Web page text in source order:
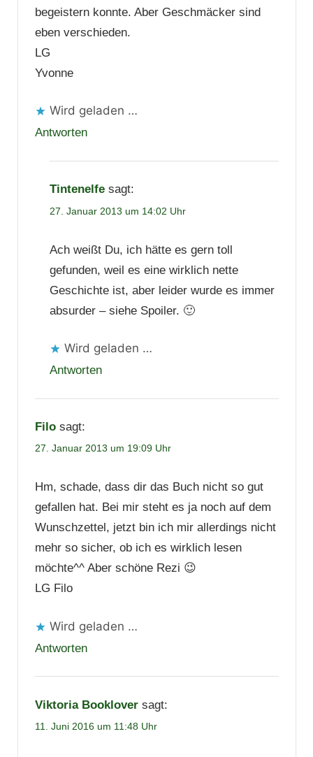
begeistern konnte. Aber Geschmäcker sind
eben verschieden.
LG
Yvonne
Wird geladen …
Antworten
Tintenelfe sagt:
27. Januar 2013 um 14:02 Uhr
Ach weißt Du, ich hätte es gern toll
gefunden, weil es eine wirklich nette
Geschichte ist, aber leider wurde es immer
absurder – siehe Spoiler. 🙂
Wird geladen …
Antworten
Filo sagt:
27. Januar 2013 um 19:09 Uhr
Hm, schade, dass dir das Buch nicht so gut
gefallen hat. Bei mir steht es ja noch auf dem
Wunschzettel, jetzt bin ich mir allerdings nicht
mehr so sicher, ob ich es wirklich lesen
möchte^^ Aber schöne Rezi 😉
LG Filo
Wird geladen …
Antworten
Viktoria Booklover sagt:
11. Juni 2016 um 11:48 Uhr